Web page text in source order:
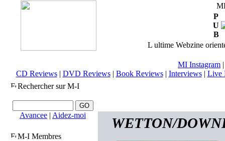
P
U
B
L ultime Webzine
MI Instagram
CD Reviews| DVD Reviews| Book Reviews| Interviews| Live
Rechercher sur M-I
Avancee | Aidez-moi
M-I Membres
WETTON/